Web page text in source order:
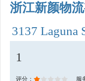
浙江新颜物
3137 Laguna
1
评分： 服